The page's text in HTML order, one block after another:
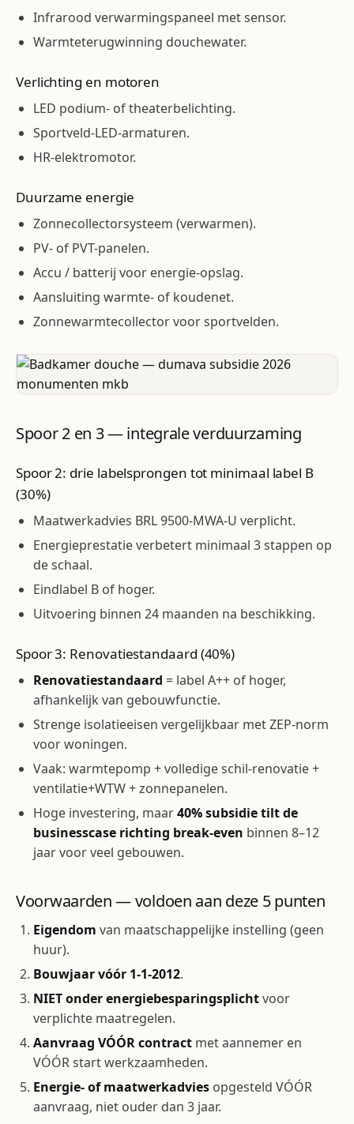
Infrarood verwarmingspaneel met sensor.
Warmteterugwinning douchewater.
Verlichting en motoren
LED podium- of theaterbelichting.
Sportveld-LED-armaturen.
HR-elektromotor.
Duurzame energie
Zonnecollector­systeem (verwarmen).
PV- of PVT-panelen.
Accu / batterij voor energie-opslag.
Aansluiting warmte- of koudenet.
Zonnewarmte­collector voor sportvelden.
Spoor 2 en 3 — integrale verduurzaming
Spoor 2: drie labelsprongen tot minimaal label B
(30%)
Maatwerkadvies BRL 9500-MWA-U verplicht.
Energieprestatie verbetert minimaal 3 stappen op
de schaal.
Eindlabel B of hoger.
Uitvoering binnen 24 maanden na beschikking.
Spoor 3: Renovatiestandaard (40%)
Renovatiestandaard = label A++ of hoger,
afhankelijk van gebouwfunctie.
Strenge isolatie­eisen vergelijkbaar met ZEP-norm
voor woningen.
Vaak: warmtepomp + volledige schil-renovatie +
ventilatie+WTW + zonnepanelen.
Hoge investering, maar40% subsidie tilt de
businesscase richting break-even binnen 8–12
jaar voor veel gebouwen.
Voorwaarden — voldoen aan deze 5 punten
Eigendom van maatschappelijke instelling (geen
huur).
Bouwjaar vóór 1-1-2012.
NIET onder energiebesparings­plichtvoor
verplichte maatregelen.
Aanvraag VÓÓR contract met aannemer en
VÓÓR start werkzaamheden.
Energie- of maatwerkadvies opgesteld VÓÓR
aanvraag, niet ouder dan 3 jaar.